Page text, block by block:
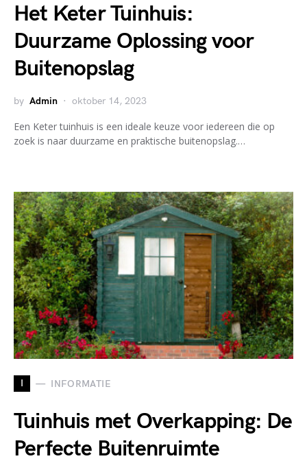
Het Keter Tuinhuis:
Duurzame Oplossing voor
Buitenopslag
by Admin oktober 14, 2023
Een Keter tuinhuis is een ideale keuze voor iedereen die op
zoek is naar duurzame en praktische buitenopslag.…
I INFORMATIE
Tuinhuis met Overkapping: De
Perfecte Buitenruimte